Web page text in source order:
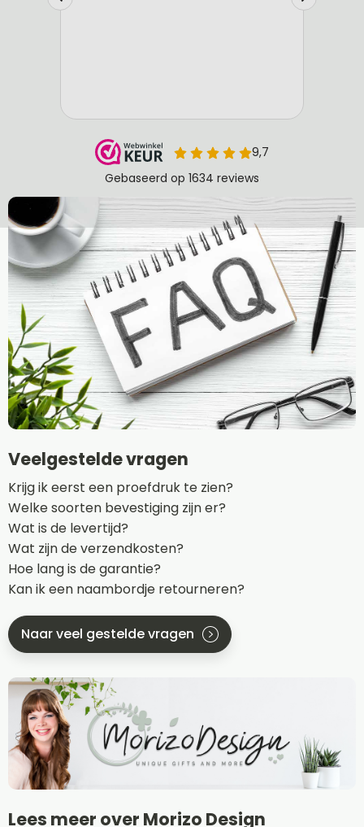
Veelgestelde vragen
Krijg ik eerst een proefdruk te zien?
Welke soorten bevestiging zijn er?
Wat is de levertijd?
Wat zijn de verzendkosten?
Hoe lang is de garantie?
Kan ik een naambordje retourneren?
Naar veel gestelde vragen
Lees meer over Morizo Design